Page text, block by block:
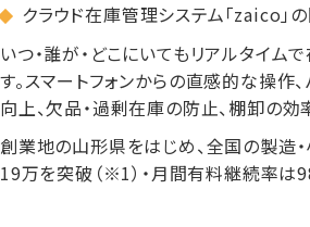
クラウド在庫管理システム「zaico」
いつ・誰が・どこにいてもリアルタイ
す。スマートフォンからの直感的な操作
向上、欠品・過剰在庫の防止、棚卸の効
創業地の山形県をはじめ、全国の製造
19万を突破（※1）・月間有料継続率は